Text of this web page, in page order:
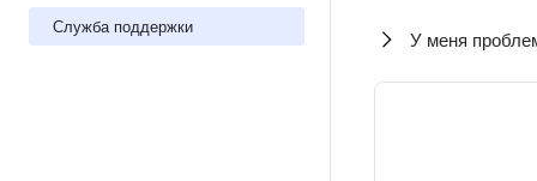
Служба поддержки
У меня